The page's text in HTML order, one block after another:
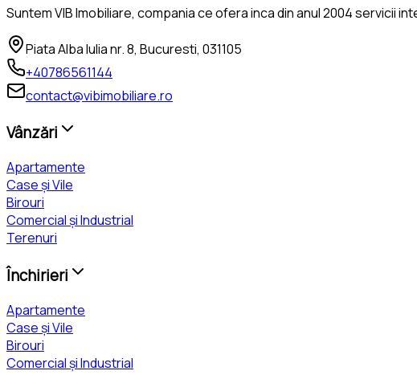
Suntem VIB Imobiliare, compania ce ofera inca din anul 2004 servicii
Piata Alba Iulia nr. 8, Bucuresti, 031105
+40786561144
contact@vibimobiliare.ro
Vânzări
Apartamente
Case și Vile
Birouri
Comercial și Industrial
Terenuri
Închirieri
Apartamente
Case și Vile
Birouri
Comercial și Industrial